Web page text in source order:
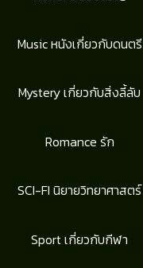
Music หนังเกี่ยวกับดนตรี
Mystery เกี่ยวกับสิ่งลี้ลับ
Romance รัก
SCI-FI นิยายวิทยาศาสตร์
Sport เกี่ยวกับกีฬา